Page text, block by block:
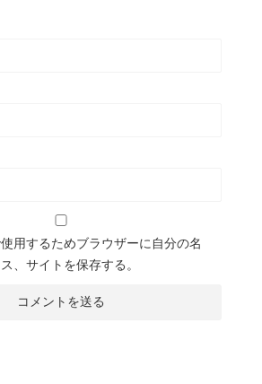
用するためブラウザーに自分の名
、サイトを保存する。